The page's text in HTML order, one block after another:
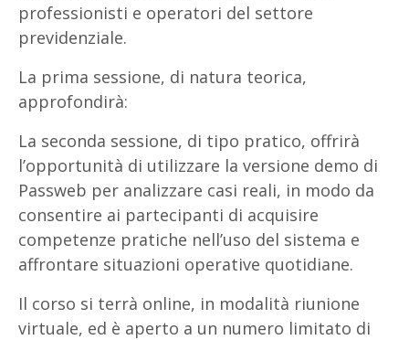
professionisti e operatori del settore
previdenziale.
La prima sessione, di natura teorica,
approfondirà:
La seconda sessione, di tipo pratico, offrirà
l’opportunità di utilizzare la versione demo di
Passweb per analizzare casi reali, in modo da
consentire ai partecipanti di acquisire
competenze pratiche nell’uso del sistema e
affrontare situazioni operative quotidiane.
Il corso si terrà online, in modalità riunione
virtuale, ed è aperto a un numero limitato di